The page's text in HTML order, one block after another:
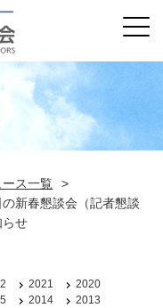
ース一覧
>
新春懇談会（記者懇談
らせ
2021
2020
2014
2013